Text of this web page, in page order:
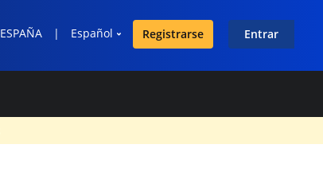
ESPAÑA | Español Registrarse Entrar